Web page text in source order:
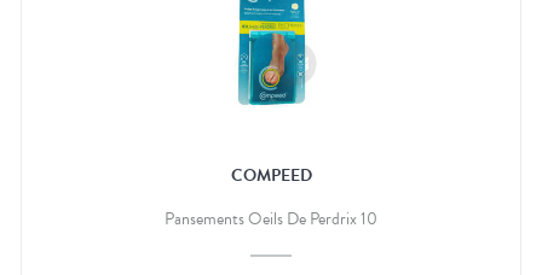
COMPEED
Pansements Oeils De Perdrix 10